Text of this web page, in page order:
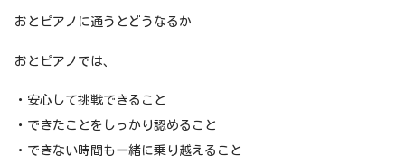
おとピアノに通うとどうなるか
おとピアノでは、
・安心して挑戦できること
・できたことをしっかり認めること
・できない時間も一緒に乗り越えること